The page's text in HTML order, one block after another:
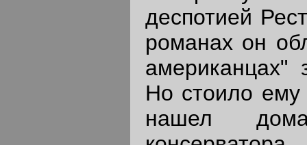
деспотией
романах он
американцах"
Но стоило
нашел